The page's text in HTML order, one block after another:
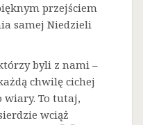
przejściem
samej Niedzieli
byli z nami –
chwilę cichej
wiary. To tutaj,
wciąż